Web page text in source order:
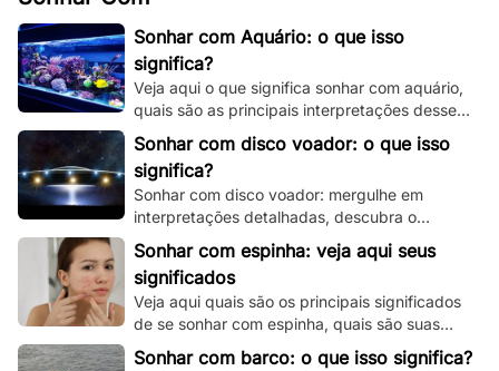
Sonhar com Aquário: o que isso
significa?
Veja aqui o que significa sonhar com aquário,
quais são as principais interpretações desse
sonho e muito mais. Clique e fique por dentro.
Sonhar com disco voador: o que isso
significa?
Sonhar com disco voador: mergulhe em
interpretações detalhadas, descubra o
significado espiritual e psicológico e todas as
variações!
Sonhar com espinha: veja aqui seus
significados
Veja aqui quais são os principais significados
de se sonhar com espinha, quais são suas
principais variações e muito mais.
Sonhar com barco: o que isso significa?